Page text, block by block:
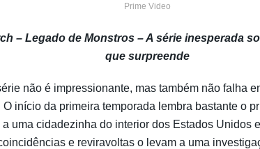
Prime Video
– Legado de Monstros – A série inesperada
que surpreende
não é impressionante, mas também não falha
início da primeira temporada lembra bastante o
uma cidadezinha do interior dos Estados Unidos
e reviravoltas o levam a uma